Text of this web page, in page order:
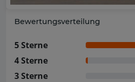
Bewertungsverteilung
5 Sterne
4 Sterne
3 Sterne